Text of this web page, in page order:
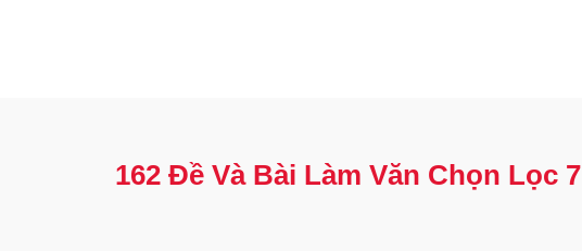
162 Đề Và Bài Làm Văn Chọn Lọc 7